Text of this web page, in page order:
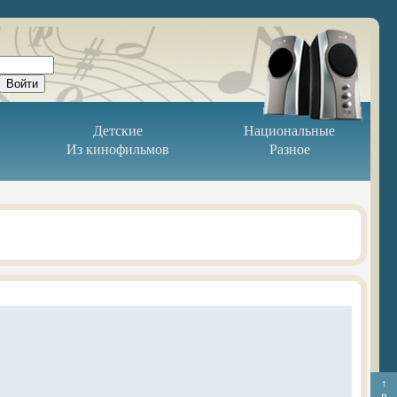
Детские
Национальные
Из кинофильмов Разное
↑